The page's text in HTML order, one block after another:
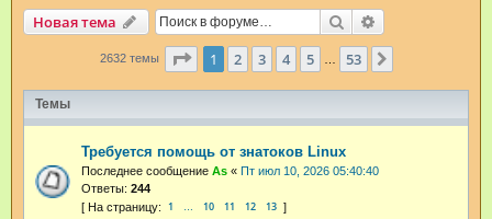
Новая тема Поиск
2632 темы Страница из 53
1 2 3 4 5 53
Темы
Требуется помощь от знатоков Linux
Последнее сообщение As « Пт июл 10, 2026 05:40:40
Ответы: 244
1 … 10 11 12 13